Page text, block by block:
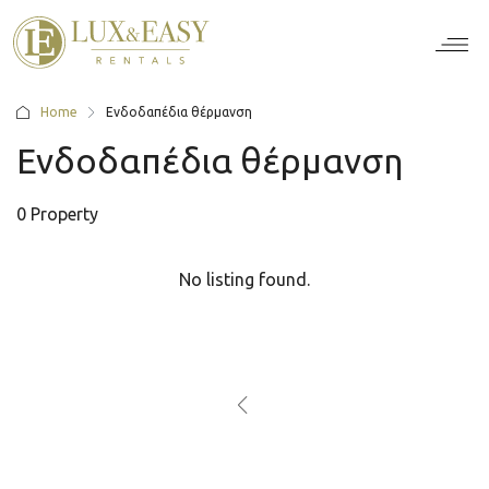
Home Ενδοδαπέδια θέρμανση
Ενδοδαπέδια θέρμανση
0 Property
No listing found.